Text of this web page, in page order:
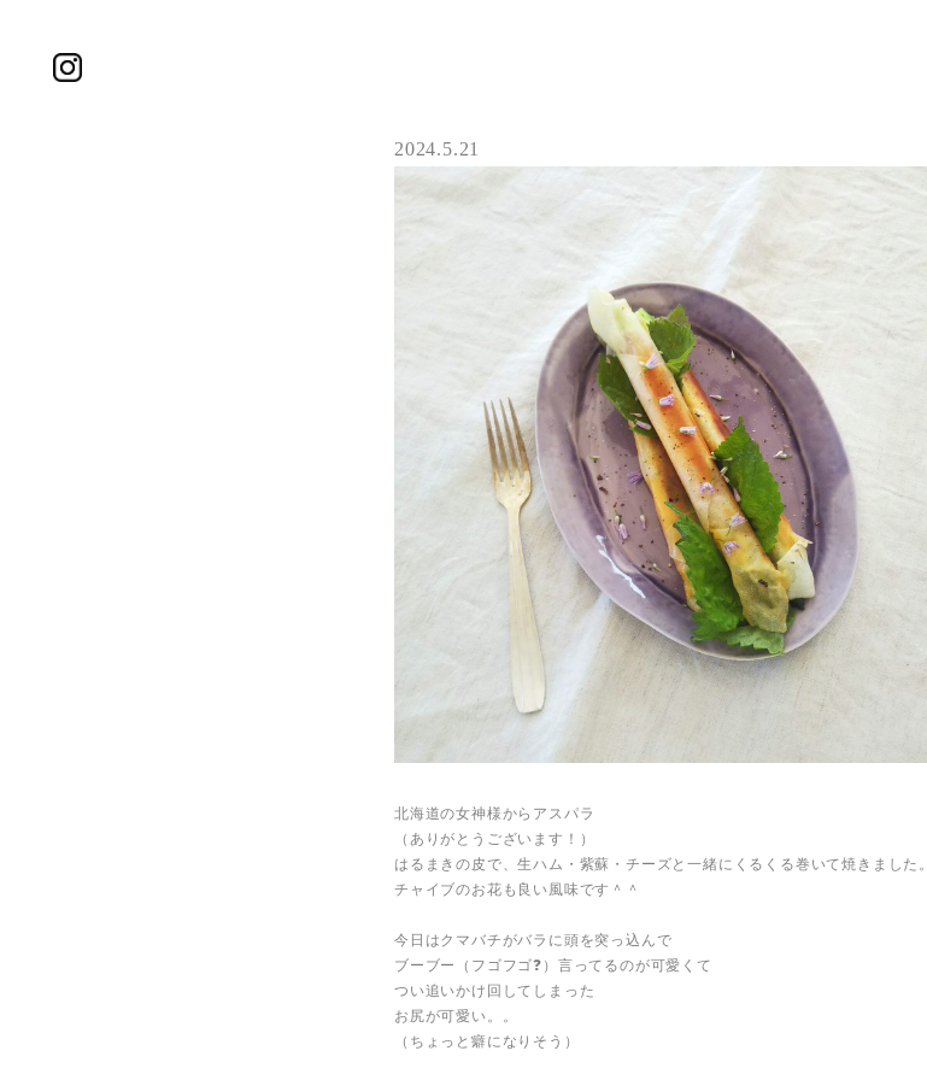
2024.5.21
北海道の女神様からアスパラ
（ありがとうございます！）
はるまきの皮で、生ハム・紫蘇・チーズと一緒にくるくる巻いて焼きました。
チャイブのお花も良い風味です＾＾
今日はクマバチがバラに頭を突っ込んで
ブーブー（フゴフゴ❓）言ってるのが可愛くて
つい追いかけ回してしまった
お尻が可愛い。。
（ちょっと癖になりそう）